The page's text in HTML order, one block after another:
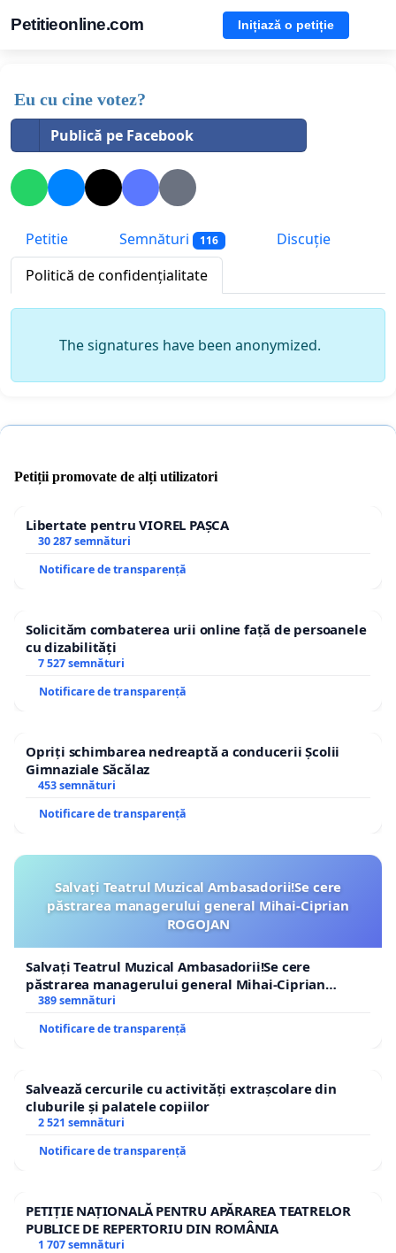
Petitieonline.com Inițiază o petiție
Eu cu cine votez?
Publică pe Facebook
Petitie Semnături 116
Discuție
Politică de confidențialitate
The signatures have been anonymized.
Petiții promovate de alți utilizatori
Libertate pentru VIOREL PAȘCA
30 287 semnături
Notificare de transparență
Solicităm combaterea urii online față de persoanele
cu dizabilități
7 527 semnături
Notificare de transparență
Opriți schimbarea nedreaptă a conducerii Școlii
Gimnaziale Săcălaz
453 semnături
Notificare de transparență
Salvați Teatrul Muzical Ambasadorii!Se cere
păstrarea managerului general Mihai-Ciprian
ROGOJAN
Salvați Teatrul Muzical Ambasadorii!Se cere
păstrarea managerului general Mihai-Ciprian
ROGOJAN
389 semnături
Notificare de transparență
Salvează cercurile cu activități extrașcolare din
cluburile și palatele copiilor
2 521 semnături
Notificare de transparență
PETIȚIE NAȚIONALĂ PENTRU APĂRAREA TEATRELOR
PUBLICE DE REPERTORIU DIN ROMÂNIA
1 707 semnături